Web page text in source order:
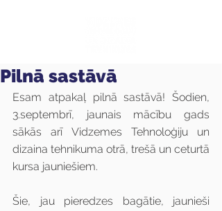
Pilnā sastāvā
Esam atpakaļ pilnā sastāvā! Šodien,
3.septembrī, jaunais mācību gads
sākās arī Vidzemes Tehnoloģiju un
dizaina tehnikuma otrā, trešā un ceturtā
kursa jauniešiem.
Šie, jau pieredzes bagātie, jaunieši